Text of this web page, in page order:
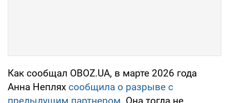
Как сообщал OBOZ.UA, в марте 2026 года
Анна Неплях сообщила о разрыве с